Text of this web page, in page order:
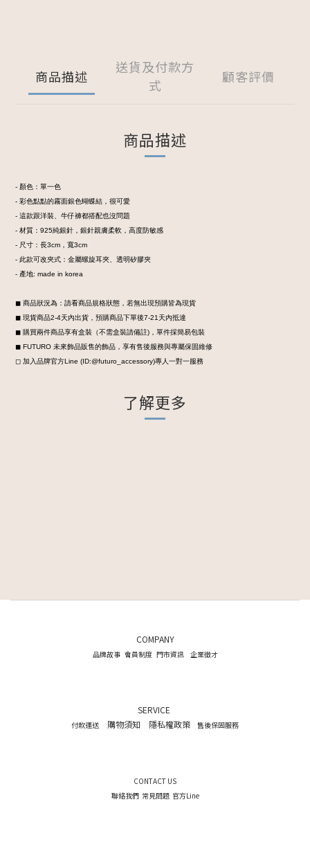
商品描述
送貨及付款方
式
顧客評價
商品描述
- 顏色：單一色
- 彩色點點的霧面銀色蝴蝶結，很可愛
- 這款跟洋裝、牛仔褲都搭配也沒問題
- 材質：925純銀針，銀針親膚柔軟，高度防敏感
- 尺寸：長3cm，寬3cm
- 此款可改夾式：金屬螺旋耳夾、透明矽膠夾
- 產地: made in korea
◼︎ 商品狀況為：請看商品規格狀態，若無出現預購皆為現貨
◼︎ 現貨商品2-4天內出貨，預購商品下單後7-21天內抵達
◼︎ 購買兩件商品享有盒裝 （不需盒裝請備註)， 單件採簡易包裝
◼︎ FUTURO 未來飾品販售的飾品，享有售後服務與專屬保固維修
◻︎ 加入品牌官方Line (ID:@futuro_accessory)專人一對一服務
了解更多
COMPANY
品牌故事 會員制度 門市資訊 企業徵才
SERVICE
付款運送 購物須知 隱私權政策 售後保固服務
CONTACT US
聯絡我們 常見問題 官方Line